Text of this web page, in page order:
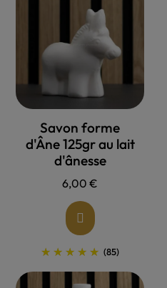
Allons voir !
Savon forme
d'Âne 125gr au lait
d'ânesse
6,00 €
(85)